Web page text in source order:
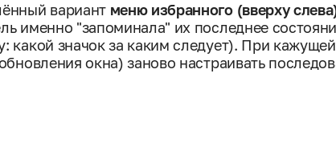
вариант меню избранного (вверху
именно "запоминала" их последнее
какой значок за каким следует). При
окна) заново настраивать